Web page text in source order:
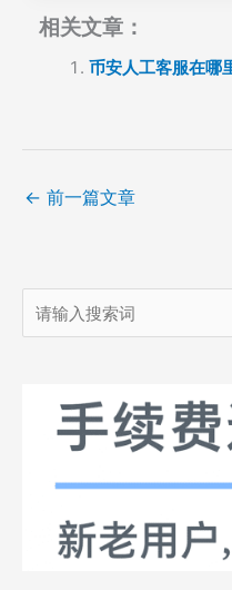
相关文章：
币安人工客服在哪
← 前一篇文章
搜
索